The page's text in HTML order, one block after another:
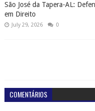
São José da Tapera-AL:
em Direito
July 29, 2026 0
COMENTÁRIOS